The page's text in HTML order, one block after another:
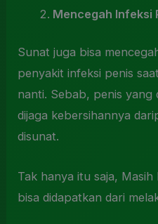
Mencegah Infeksi
Sunat juga bisa
penyakit infeksi penis
nanti. Sebab, penis yang
dijaga kebersihannya
disunat.
Tak hanya itu saja,
bisa didapatkan dari